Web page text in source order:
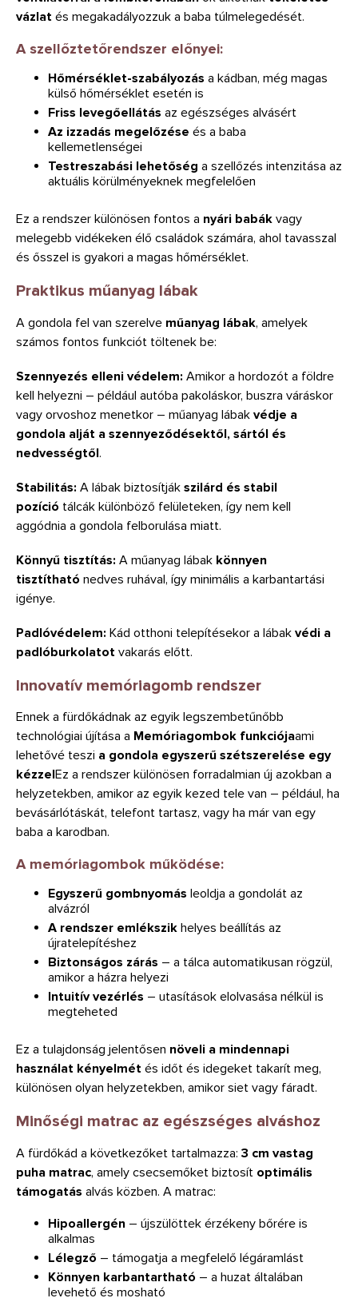
vázlat és megakadályozzuk a baba túlmelegedését.
A szellőztetőrendszer előnyei:
Hőmérséklet-szabályozás a kádban, még magas
külső hőmérséklet esetén is
Friss levegőellátás az egészséges alvásért
Az izzadás megelőzése és a baba
kellemetlenségei
Testreszabási lehetőség a szellőzés intenzitása az
aktuális körülményeknek megfelelően
Ez a rendszer különösen fontos a nyári babák vagy
melegebb vidékeken élő családok számára, ahol tavasszal
és ősszel is gyakori a magas hőmérséklet.
Praktikus műanyag lábak
A gondola fel van szerelve műanyag lábak, amelyek
számos fontos funkciót töltenek be:
Szennyezés elleni védelem: Amikor a hordozót a földre
kell helyezni – például autóba pakoláskor, buszra váráskor
vagy orvoshoz menetkor – műanyag lábak védje a
gondola alját a szennyeződésektől, sártól és
nedvességtől.
Stabilitás: A lábak biztosítják szilárd és stabil
pozíció tálcák különböző felületeken, így nem kell
aggódnia a gondola felborulása miatt.
Könnyű tisztítás: A műanyag lábak könnyen
tisztítható nedves ruhával, így minimális a karbantartási
igénye.
Padlóvédelem: Kád otthoni telepítésekor a lábak védi a
padlóburkolatot vakarás előtt.
Innovatív memóriagomb rendszer
Ennek a fürdőkádnak az egyik legszembetűnőbb
technológiai újítása a Memóriagombok funkciójaami
lehetővé teszi a gondola egyszerű szétszerelése egy
kézzelEz a rendszer különösen forradalmian új azokban a
helyzetekben, amikor az egyik kezed tele van – például, ha
bevásárlótáskát, telefont tartasz, vagy ha már van egy
baba a karodban.
A memóriagombok működése:
Egyszerű gombnyomás leoldja a gondolát az
alvázról
A rendszer emlékszik helyes beállítás az
újratelepítéshez
Biztonságos zárás – a tálca automatikusan rögzül,
amikor a házra helyezi
Intuitív vezérlés – utasítások elolvasása nélkül is
megteheted
Ez a tulajdonság jelentősen növeli a mindennapi
használat kényelmét és időt és idegeket takarít meg,
különösen olyan helyzetekben, amikor siet vagy fáradt.
Minőségi matrac az egészséges alváshoz
A fürdőkád a következőket tartalmazza: 3 cm vastag
puha matrac, amely csecsemőket biztosít optimális
támogatás alvás közben. A matrac:
Hipoallergén – újszülöttek érzékeny bőrére is
alkalmas
Lélegző – támogatja a megfelelő légáramlást
Könnyen karbantartható – a huzat általában
levehető és mosható